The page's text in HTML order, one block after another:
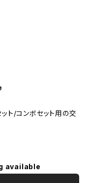
ト/コンボセット用の交
available